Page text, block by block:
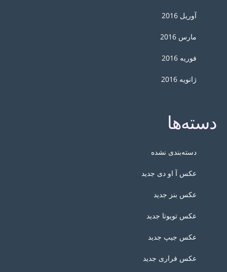
آوریل 2016
مارس 2016
فوریه 2016
ژانویه 2016
دسته‌ها
دسته‌بندی نشده
عکس آ او دی جدید
عکس بنز جدید
عکس تویوتا جدید
عکس جیپ جدید
عکس فراری جدید